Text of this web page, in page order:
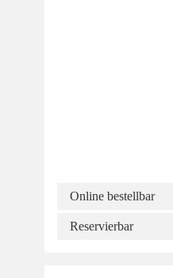
Online bestellbar
Reservierbar